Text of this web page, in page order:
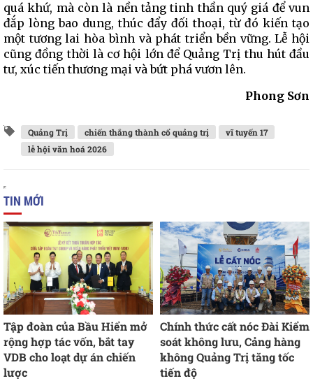
quá khứ, mà còn là nền tảng tinh thần quý giá để vun
đắp lòng bao dung, thúc đẩy đối thoại, từ đó kiến tạo
một tương lai hòa bình và phát triển bền vững. Lễ hội
cũng đồng thời là cơ hội lớn để Quảng Trị thu hút đầu
tư, xúc tiến thương mại và bứt phá vươn lên.
Phong Sơn
Quảng Trị chiến thắng thành cổ quảng trị
vĩ tuyến 17
lễ hội văn hoá 2026
TIN MỚI
Tập đoàn của Bầu Hiển mở
rộng hợp tác vốn, bắt tay
VDB cho loạt dự án chiến
lược
Chính thức cất nóc Đài Kiểm
soát không lưu, Cảng hàng
không Quảng Trị tăng tốc
tiến độ